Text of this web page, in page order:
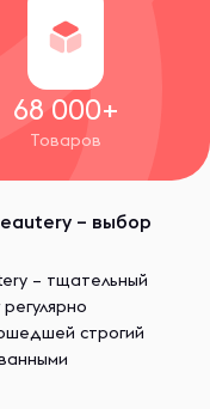
68 000+
Товаров
– выбор
– тщательный
строгий